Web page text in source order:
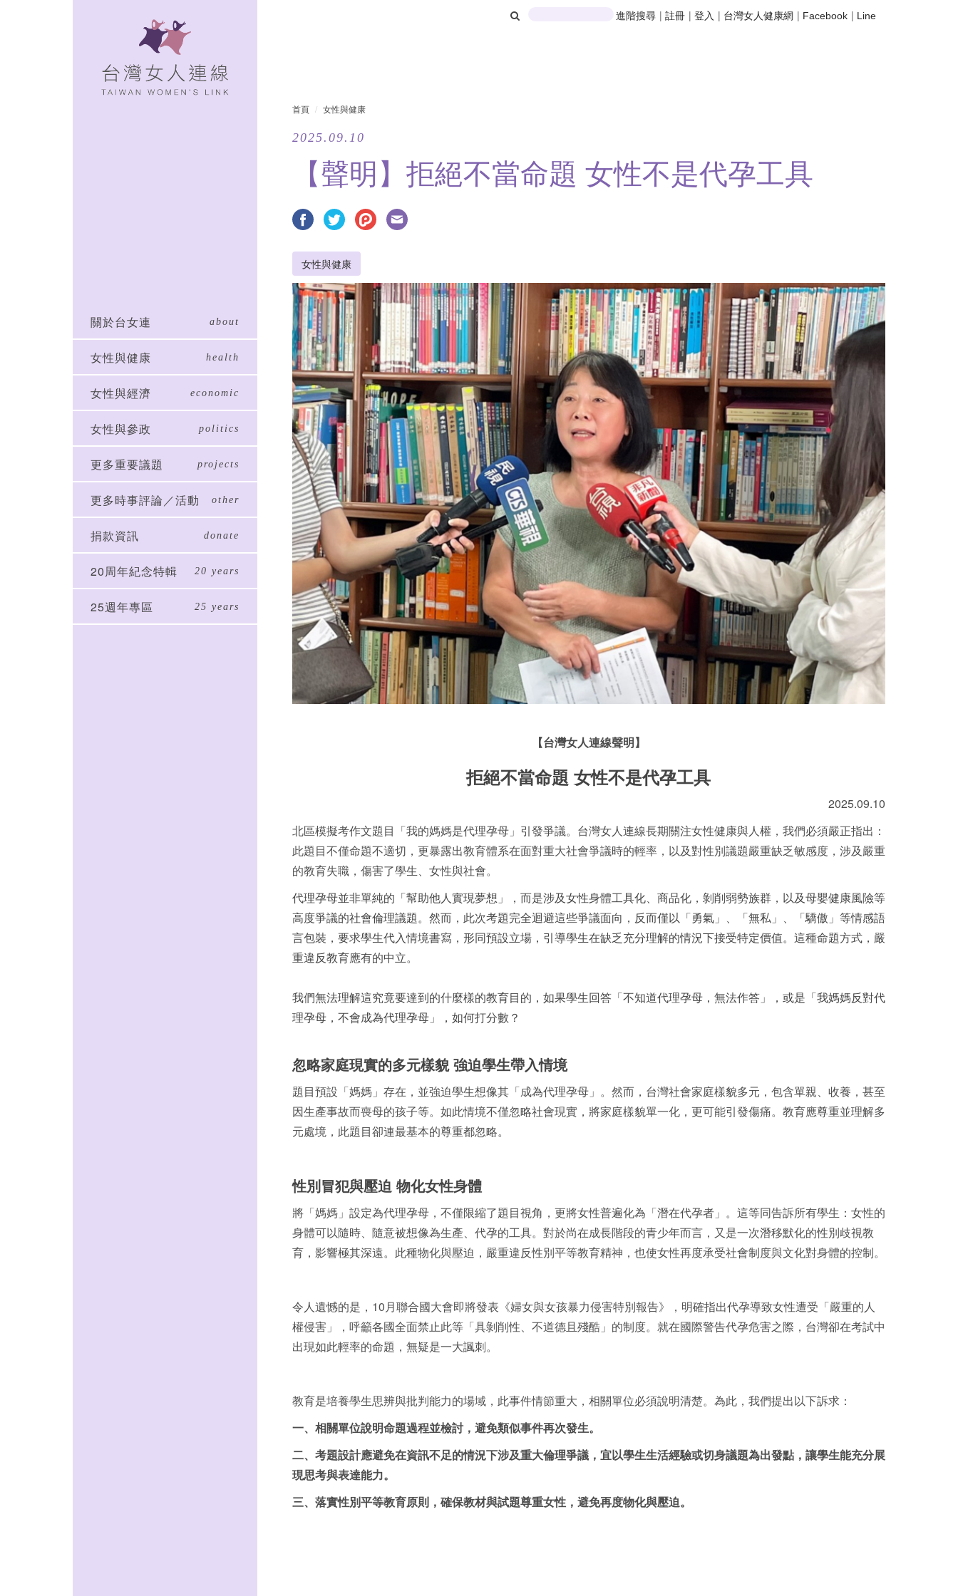
進階搜尋 | 註冊 | 登入 | 台灣女人健康網 | Facebook | Line
關於台女連 about
女性與健康 health
女性與經濟 economic
女性與參政 politics
更多重要議題 projects
更多時事評論／活動 other
捐款資訊 donate
20周年紀念特輯 20 years
25週年專區 25 years
首頁 女性與健康
2025.09.10
【聲明】拒絕不當命題 女性不是代孕工具
女性與健康
【台灣女人連線聲明】
拒絕不當命題 女性不是代孕工具
2025.09.10
北區模擬考作文題目「我的媽媽是代理孕母」引發爭議。台灣女人連線長期關注女性健康與人權，我們必須嚴正指出：
此題目不僅命題不適切，更暴露出教育體系在面對重大社會爭議時的輕率，以及對性別議題嚴重缺乏敏感度，涉及嚴重
的教育失職，傷害了學生、女性與社會。
代理孕母並非單純的「幫助他人實現夢想」，而是涉及女性身體工具化、 商品化， 剝削弱勢族群，以及母嬰健康風險等
高度爭議的社會倫理議題。然而，此次考題完全迴避這些爭議面向，反而僅以「勇氣」、「無私」、「驕傲」等情感語
言包裝，要求學生代入情境書寫，形同預設立場，引導學生在缺乏充分理解的情況下接受特定價值。這種命題方式，嚴
重違反教育應有的中立。
我們無法理解這究竟要達到的什麼樣的教育目的，如果學生回答「不知道代理孕母，無法作答」，或是「我媽媽反對代
理孕母，不會成為代理孕母」，如何打分數？
忽略家庭現實的多元樣貌 強迫學生帶入情境
題目預設「媽媽」存在，並強迫學生想像其「成為代理孕母」。然而，台灣社會家庭樣貌多元，包含單親、收養，甚至
因生產事故而喪母的孩子等。如此情境不僅忽略社會現實，將家庭樣貌單一化，更可能引發傷痛。教育應尊重並理解多
元處境，此題目卻連最基本的尊重都忽略。
性別冒犯與壓迫 物化女性身體
將「媽媽」設定為代理孕母，不僅限縮了題目視角，更將女性普遍化為「潛在代孕者」。這等同告訴所有學生：女性的
身體可以隨時、隨意被想像為生產、代孕的工具。對於尚在成長階段的青少年而言，又是一次潛移默化的性別歧視教
育，影響極其深遠。此種物化與壓迫，嚴重違反性別平等教育精神，也使女性再度承受社會制度與文化對身體的控制。
令人遺憾的是，10月聯合國大會即將發表《婦女與女孩暴力侵害特別報告》，明確指出代孕導致女性遭受「嚴重的人
權侵害」，呼籲各國全面禁止此等「具剝削性、不道德且殘酷」的制度。就在國際警告代孕危害之際，台灣卻在考試中
出現如此輕率的命題，無疑是一大諷刺。
教育是培養學生思辨與批判能力的場域，此事件情節重大，相關單位必須說明清楚。為此，我們提出以下訴求：
一、相關單位說明命題過程並檢討，避免類似事件再次發生。
二、考題設計應避免在資訊不足的情況下涉及重大倫理爭議，宜以學生生活經驗或切身議題為出發點，讓學生能充分展
現思考與表達能力。
三、落實性別平等教育原則，確保教材與試題尊重女性，避免再度物化與壓迫。